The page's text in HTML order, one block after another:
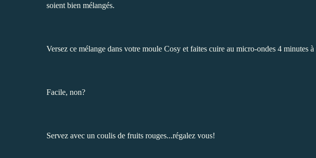
soient bien mélangés.
Versez ce mélange dans votre moule Cosy et faites cuire au micro-ondes 4 minutes
Facile, non?
Servez avec un coulis de fruits rouges...régalez vous!